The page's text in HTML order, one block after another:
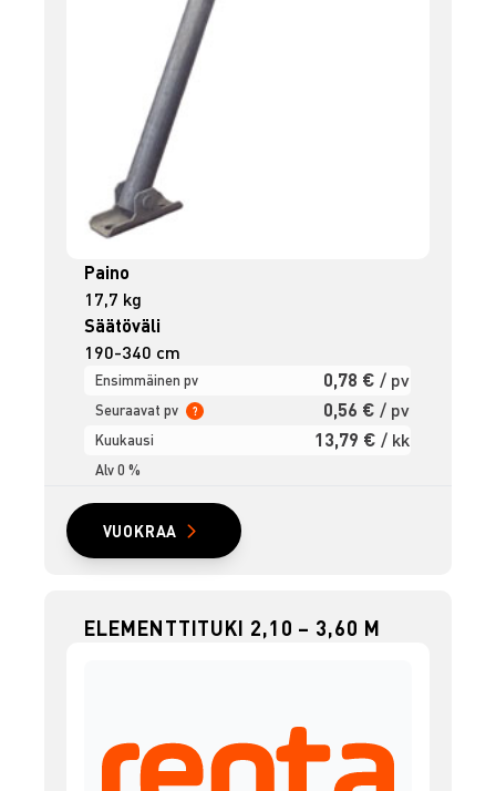
Paino
17,7 kg
Säätöväli
190-340 cm
Ensimmäinen pv 0,78 € / pv
Seuraavat pv ? 0,56 € / pv
Kuukausi 13,79 € / kk
Alv 0 %
VUOKRAA
ELEMENTTITUKI 2,10 – 3,60 M